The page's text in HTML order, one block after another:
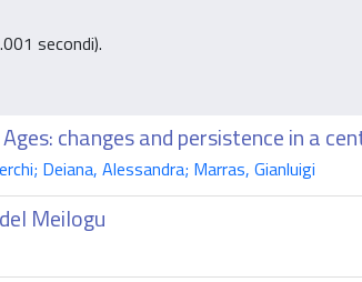
secondi).
changes and persistence in a
Deiana, Alessandra; Marras, Gianluigi
Meilogu